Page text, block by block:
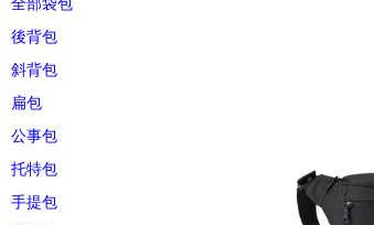
後背包
斜背包
扁包
公事包
托特包
手提包